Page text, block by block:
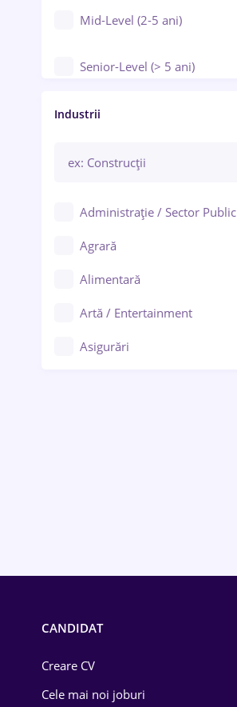
Mid-Level (2-5 ani)
Senior-Level (> 5 ani)
Manager / Executiv
Industrii
Administrație / Sector Public
Agrară
Alimentară
Artă / Entertainment
Asigurări
CANDIDAT
Creare CV
Cele mai noi joburi